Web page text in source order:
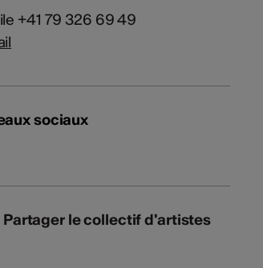
+41 79 326 69 49
sociaux
Partager le collectif d'artistes